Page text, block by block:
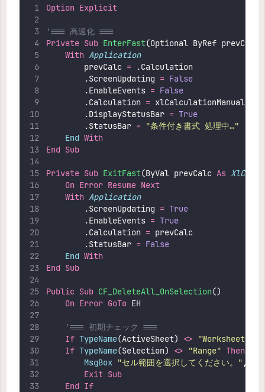
Option Explicit
'=== 高速化 ===
Private Sub EnterFast(Optional ByRef prevCalc
With Application
        prevCalc
= .Calculation
        .ScreenUpdating
= False
        .EnableEvents
= False
        .Calculation
= xlCalculationManual
        .DisplayStatusBar
= True
        .StatusBar
= "条件付き書式 処理中…"
End With
End Sub
Private Sub ExitFast(ByVal prevCalc As
On Error Resume Next
With Application
        .ScreenUpdating
= True
        .EnableEvents
= True
        .Calculation
= prevCalc
        .StatusBar
= False
End With
End Sub
Public Sub CF_DeleteAll_OnSelection()
On Error GoTo EH
'=== 初期チェック ===
If TypeName(ActiveSheet) <> "Worksheet"
If TypeName(Selection) <> "Range" Then
MsgBox "セル範囲を選択してください。 " ,
Exit Sub
End If